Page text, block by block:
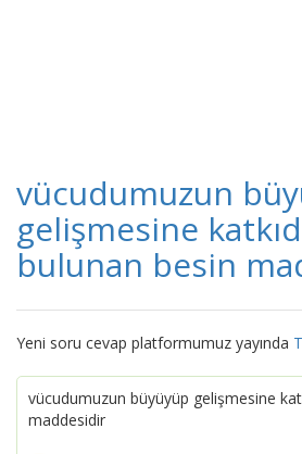
vücudumuzun
gelişmesine
bulunan besin
Yeni soru cevap platformumuz yayında
vücudumuzun büyüyüp gelişmesine
maddesidir